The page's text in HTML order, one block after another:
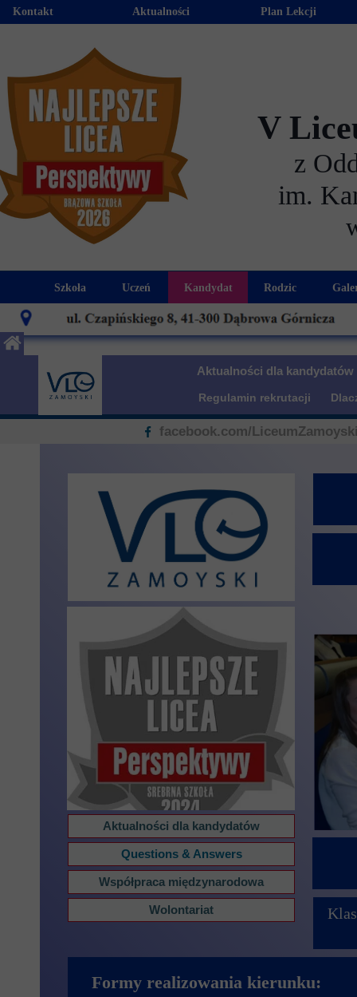
Questions & Answers
Wolontariat
Aktualności dla kandydatów
Współpraca międzynarodowa
facebook.com/
Regulamin rekrutacji
Aktualności dla kandydatów
Formy realizowania kierunku:
Rodzic
Harmonogram
Szkoła
Historia szkoły
Misja szkoły
Kadra pedagogiczna
Edukator roku
Ambasador Zamoyskiego
Biblioteka szkolna
Pedagog i Psycholog
Uczeń
Kalendarz roku szkolnego
Matura
Projekty edukacyjne
Rzecznik Praw Ucznia
mLegitymacja
Konkursy, wykłady
Doradca Zawodowy
Gabinet PZiPP
Wyszukiwarka uczelni
Przerwy szkolne
Kandydat
Aktualności dla
Ważne terminy
System rekrutacji
V
z
im.
Plan Lekcji
Aktualności
Kontakt